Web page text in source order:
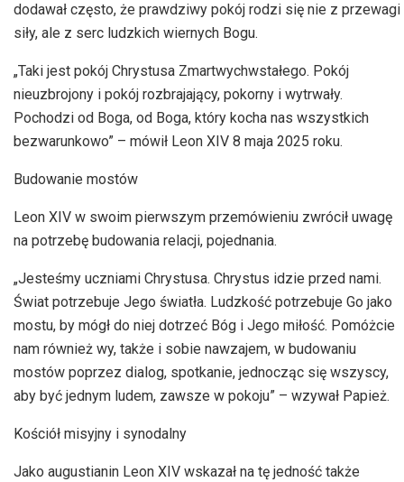
dodawał często, że prawdziwy pokój rodzi się nie z przewagi
siły, ale z serc ludzkich wiernych Bogu.
„Taki jest pokój Chrystusa Zmartwychwstałego. Pokój
nieuzbrojony i pokój rozbrajający, pokorny i wytrwały.
Pochodzi od Boga, od Boga, który kocha nas wszystkich
bezwarunkowo” – mówił Leon XIV 8 maja 2025 roku.
Budowanie mostów
Leon XIV w swoim pierwszym przemówieniu zwrócił uwagę
na potrzebę budowania relacji, pojednania.
„Jesteśmy uczniami Chrystusa. Chrystus idzie przed nami.
Świat potrzebuje Jego światła. Ludzkość potrzebuje Go jako
mostu, by mógł do niej dotrzeć Bóg i Jego miłość. Pomóżcie
nam również wy, także i sobie nawzajem, w budowaniu
mostów poprzez dialog, spotkanie, jednocząc się wszyscy,
aby być jednym ludem, zawsze w pokoju” – wzywał Papież.
Kościół misyjny i synodalny
Jako augustianin Leon XIV wskazał na tę jedność także